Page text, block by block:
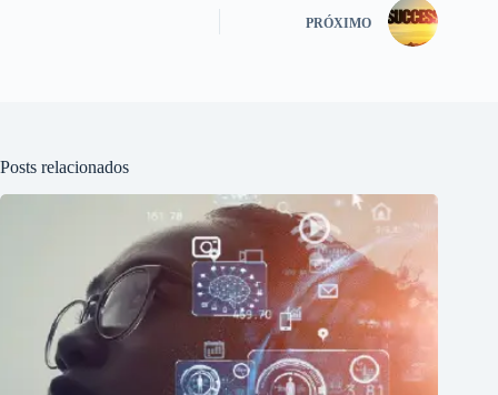
PRÓXIMO
Posts relacionados